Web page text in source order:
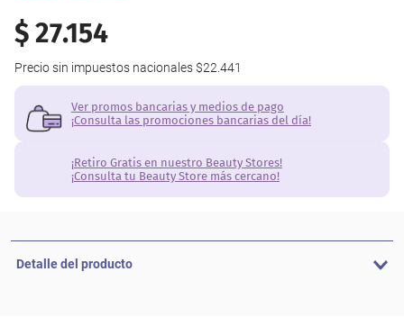
$27.154
Precio sin impuestos nacionales $22.441
Ver promos bancarias y medios de pago
¡Consulta las promociones bancarias del día!
¡Retiro Gratis en nuestro Beauty Stores!
¡Consulta tu Beauty Store más cercano!
Detalle del producto